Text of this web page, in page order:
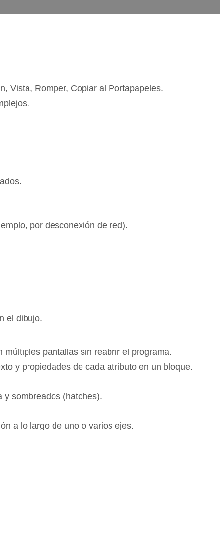
Vista, Romper, Copiar al Portapapeles.
por desconexión de red).
el dibujo.
múltiples pantallas sin reabrir el programa.
y propiedades de cada atributo en un bloque.
y sombreados (hatches).
a lo largo de uno o varios ejes.